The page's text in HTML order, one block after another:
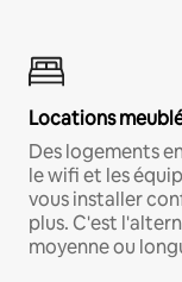
Locations
Des logements
le wifi et les
vous installer
plus. C'est
moyenne ou